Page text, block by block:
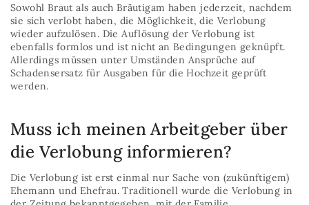
Sowohl Braut als auch Bräutigam haben jederzeit, nachdem
sie sich verlobt haben, die Möglichkeit, die Verlobung
wieder aufzulösen. Die Auflösung der Verlobung ist
ebenfalls formlos und ist nicht an Bedingungen geknüpft.
Allerdings müssen unter Umständen Ansprüche auf
Schadensersatz für Ausgaben für die Hochzeit geprüft
werden.
Muss ich meinen Arbeitgeber über
die Verlobung informieren?
Die Verlobung ist erst einmal nur Sache von (zukünftigem)
Ehemann und Ehefrau. Traditionell wurde die Verlobung in